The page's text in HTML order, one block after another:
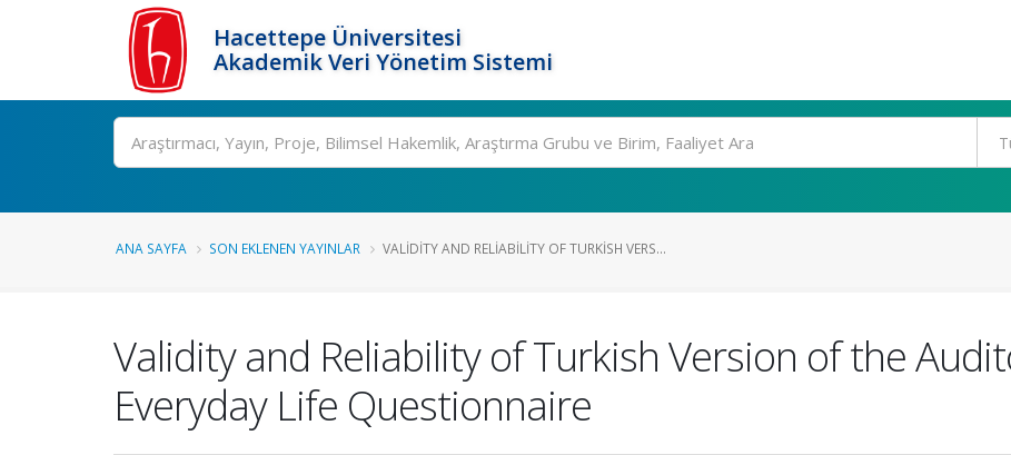
Hacettepe Üniversitesi
Akademik Veri Yönetim Sistemi
Ara
ANA SAYFA SON EKLENEN YAYINLAR VALIDITY AND RELIABILITY OF TURKISH VERS...
Validity and Reliability of Turkish Version of the
Everyday Life Questionnaire